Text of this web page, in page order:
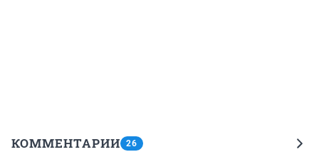
КОММЕНТАРИИ 26